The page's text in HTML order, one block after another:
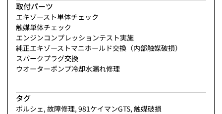
取付パーツ
エキゾースト単体チェック
触媒単体チェック
エンジンコンプレッションテスト実施
純正エキゾーストマニホールド交換（内部触媒破損）
スパークプラグ交換
ウオーターポンプ冷却水漏れ修理
タグ
ポルシェ, 故障修理, 981ケイマンGTS, 触媒破損